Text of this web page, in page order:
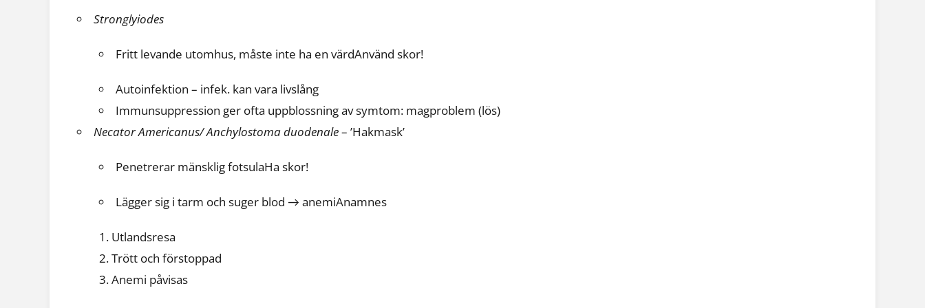
Stronglyiodes
Fritt levande utomhus, måste inte ha en värdAnvänd skor!
Autoinfektion – infek. kan vara livslång
Immunsuppression ger ofta uppblossning av symtom: magproblem (lös)
Necator Americanus/ Anchylostoma duodenale– ’Hakmask’
Penetrerar mänsklig fotsulaHa skor!
Lägger sig i tarm och suger blod → anemiAnamnes
Utlandsresa
Trött och förstoppad
Anemi påvisas